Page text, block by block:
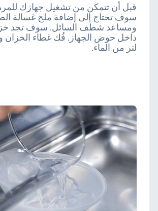
قبل أن تتمكن من تشغيل جهازك للمرة
سوف تحتاج إلى إضافة ملح غسالة
ومساعد شطف السائل. سوف تجد
داخل حوض الجهاز. فُك غطاء
لتر من الماء.